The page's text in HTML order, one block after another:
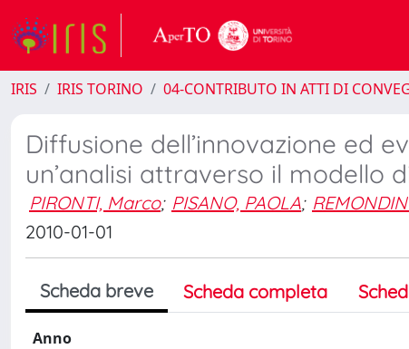
IRIS IRIS TORINO 04-CONTRIBUTO IN ATTI DI
Diffusione dell’innovazione ed
un’analisi attraverso il modello
PIRONTI, Marco; PISANO, PAOLA;
2010-01-01
Scheda breve Scheda completa
Anno